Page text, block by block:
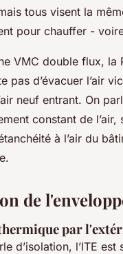
tous visent la
pour chauffer -
VMC double flux,
pas d’évacuer l’air
neuf entrant. On
constant de
à l’air du
de
par
d’isolation, l’ITE